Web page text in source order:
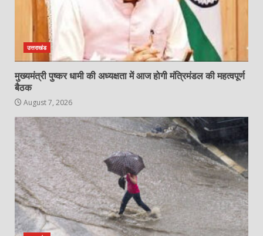
उत्तराखंड
मुख्यमंत्री पुष्कर धामी की अध्यक्षता में आज होगी मंत्रिमंडल की महत्वपूर्ण
बैठक
August 7, 2026